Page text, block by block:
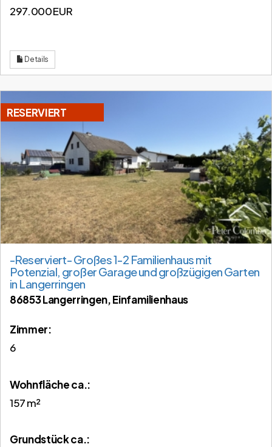
297.000 EUR
Details
RESERVIERT
-Reserviert- Großes 1-2 Familienhaus mit
Potenzial, großer Garage und großzügigen Garten
in Langerringen
86853 Langerringen, Einfamilienhaus
Zimmer:
6
Wohnfläche ca.:
157 m²
Grund­stück ca.: